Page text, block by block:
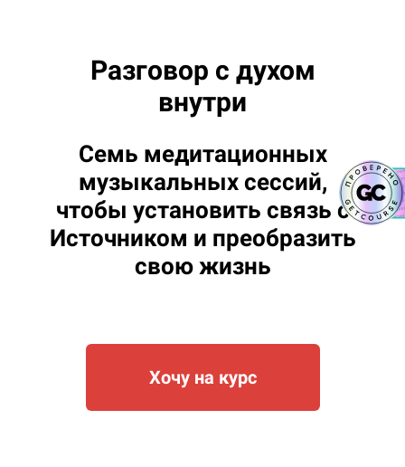
Разговор с духом
внутри
Семь медитационных
музыкальных сессий,
чтобы установить связь с
Источником и преобразить
свою жизнь
Хочу на курс